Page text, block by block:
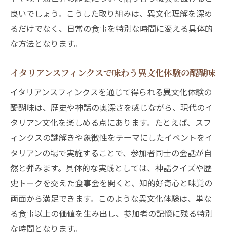
良いでしょう。こうした取り組みは、異文化理解を深め
るだけでなく、日常の食事を特別な時間に変える具体的
な方法となります。
イタリアンスフィンクスで味わう異文化体験の醍醐味
イタリアンスフィンクスを通じて得られる異文化体験の
醍醐味は、歴史や神話の奥深さを感じながら、現代のイ
タリアン文化を楽しめる点にあります。たとえば、スフ
ィンクスの謎解きや象徴性をテーマにしたイベントをイ
タリアンの場で実施することで、参加者同士の会話が自
然と弾みます。具体的な実践としては、神話クイズや歴
史トークを交えた食事会を開くと、知的好奇心と味覚の
両面から満足できます。このような異文化体験は、単な
る食事以上の価値を生み出し、参加者の記憶に残る特別
な時間となります。